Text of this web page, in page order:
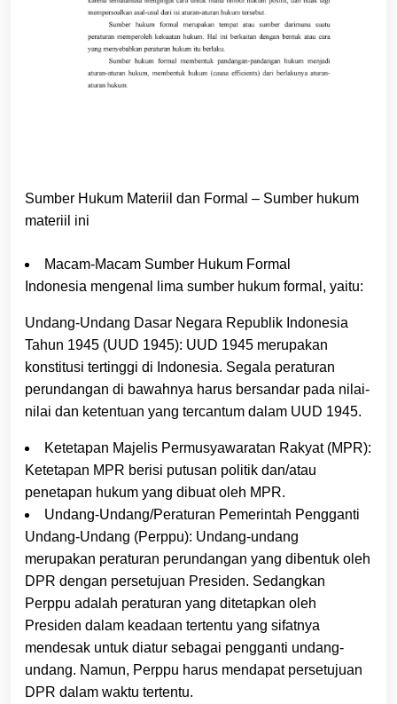
Sumber Hukum Materiil dan Formal – Sumber hukum
materiil ini
Macam-Macam Sumber Hukum Formal
Indonesia mengenal lima sumber hukum formal, yaitu:
Undang-Undang Dasar Negara Republik Indonesia
Tahun 1945 (UUD 1945): UUD 1945 merupakan
konstitusi tertinggi di Indonesia. Segala peraturan
perundangan di bawahnya harus bersandar pada nilai-
nilai dan ketentuan yang tercantum dalam UUD 1945.
Ketetapan Majelis Permusyawaratan Rakyat (MPR):
Ketetapan MPR berisi putusan politik dan/atau
penetapan hukum yang dibuat oleh MPR.
Undang-Undang/Peraturan Pemerintah Pengganti
Undang-Undang (Perppu): Undang-undang
merupakan peraturan perundangan yang dibentuk oleh
DPR dengan persetujuan Presiden. Sedangkan
Perppu adalah peraturan yang ditetapkan oleh
Presiden dalam keadaan tertentu yang sifatnya
mendesak untuk diatur sebagai pengganti undang-
undang. Namun, Perppu harus mendapat persetujuan
DPR dalam waktu tertentu.